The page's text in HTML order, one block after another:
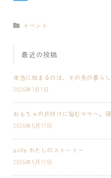
イベント
最近の投稿
本当に始まるのは、その先の暮らし
2026年7月1日
おもちゃの片付けに悩むママへ。
2026年5月17日
ailife わたしのストーリー
2026年5月17日